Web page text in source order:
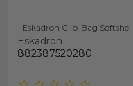
Eskadron Clip-Bag Softshell
Eskadron
882387520280